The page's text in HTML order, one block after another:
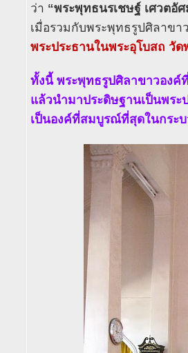
ว่า “พระพุทธนรเชษฐ์ เศวตอั
เมื่อรวมกับพระพุทธรูปศิลาข
พระประธานในพระอุโบสถ วั
ทั้งนี้ พระพุทธรูปศิลาขาวองค์
แล้วนำมาประดิษฐานเป็นพระ
เป็นองค์ที่สมบูรณ์ที่สุดในกระ